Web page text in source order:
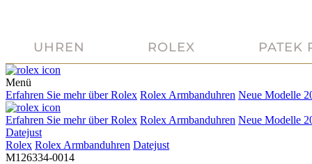
UHREN ROLEX PATEK
Menü
Erfahren Sie mehr überRolex Rolex Armbanduhren Neue Modelle
Erfahren Sie mehr überRolex Rolex Armbanduhren Neue Modelle
Datejust
Rolex Rolex Armbanduhren Datejust
M126334-0014